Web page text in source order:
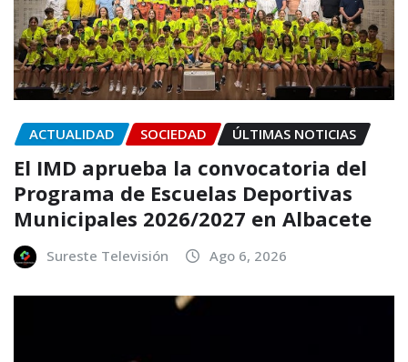
ACTUALIDAD SOCIEDAD ÚLTIMAS NOTICIAS
El IMD aprueba la convocatoria del
Programa de Escuelas Deportivas
Municipales 2026/2027 en Albacete
Sureste Televisión Ago 6, 2026